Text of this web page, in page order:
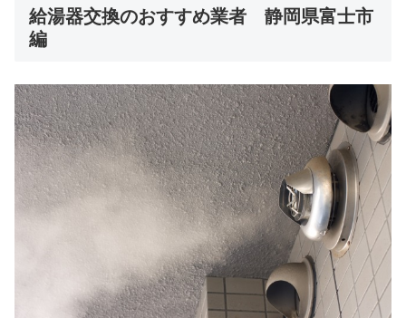
給湯器交換のおすすめ業者 静岡県富士市
編